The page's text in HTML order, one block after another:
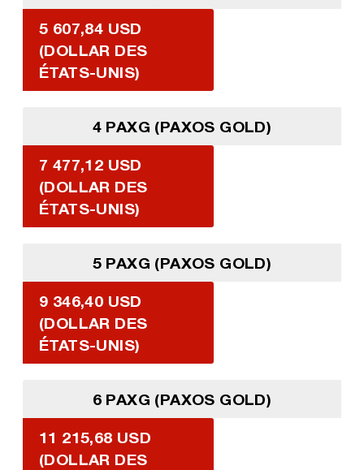
5 607,84 USD
(DOLLAR DES
ÉTATS-UNIS)
4 PAXG (PAXOS GOLD)
7 477,12 USD
(DOLLAR DES
ÉTATS-UNIS)
5 PAXG (PAXOS GOLD)
9 346,40 USD
(DOLLAR DES
ÉTATS-UNIS)
6 PAXG (PAXOS GOLD)
11 215,68 USD
(DOLLAR DES